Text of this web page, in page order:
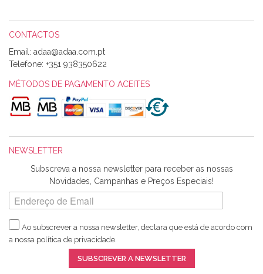
Alexandra Morais
Olá boa Noite. Os meus tecidos chegaram hoje. Muito
obrigada pelo miminho que dá um jeitaço pras minhas linhas
de bordar e não sei o que pões nos tecidos, mas que cheiram
maravilhosamente ... cheiram! :) Muito Obrigada.
Harita a minha encomenda já chegou. :) Muito obrigada pela
rapidez no envio, pela qualidade dos materiais que me
enviaste e pela simpatia de sempre. :)
Catarina Amaro
5 estrelas. Gosto muito do serviço. A Harita Chotalal é muito
CONTACTOS
Email:
Telefone: +351 938350622
MÉTODOS DE PAGAMENTO ACEITES
NEWSLETTER
Subscreva a nossa newsletter para receber as nossas
Novidades, Campanhas e Preços Especiais!
Ao subscrever a nossa newsletter, declara que está de acordo com
a nossa política de privacidade.
SUBSCREVER A NEWSLETTER